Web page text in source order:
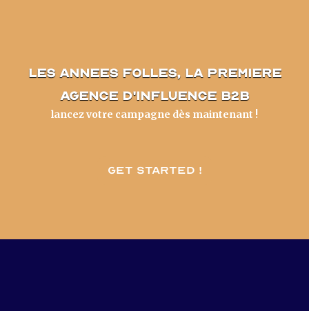
les annees folles, la premiere
agence d'influence B2B
lancez votre campagne dès maintenant !
Get started !